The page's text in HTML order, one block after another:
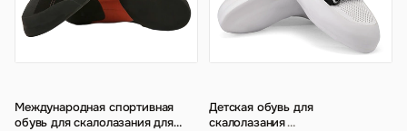
Международная спортивная
обувь для скалолазания для
Детская обувь для
скалолазания…